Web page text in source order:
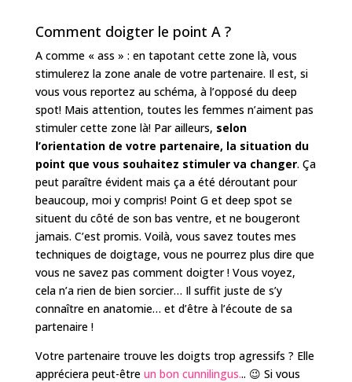
Comment doigter le point A ?
A comme « ass » : en tapotant cette zone là, vous
stimulerez la zone anale de votre partenaire. Il est, si
vous vous reportez au schéma, à l’opposé du deep
spot! Mais attention, toutes les femmes n’aiment pas
stimuler cette zone là! Par ailleurs, selon
l’orientation de votre partenaire, la situation du
point que vous souhaitez stimuler va changer. Ça
peut paraître évident mais ça a été déroutant pour
beaucoup, moi y compris! Point G et deep spot se
situent du côté de son bas ventre, et ne bougeront
jamais. C’est promis. Voilà, vous savez toutes mes
techniques de doigtage, vous ne pourrez plus dire que
vous ne savez pas comment doigter ! Vous voyez,
cela n’a rien de bien sorcier… Il suffit juste de s’y
connaître en anatomie… et d’être à l’écoute de sa
partenaire !
Votre partenaire trouve les doigts trop agressifs ? Elle
appréciera peut-être un bon cunnilingus... 😉 Si vous